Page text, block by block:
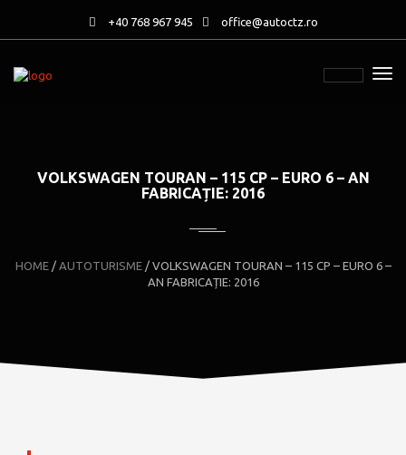
+40 768 967 945 office@autoctz.ro
VOLKSWAGEN TOURAN – 115 CP – EURO 6 – AN
FABRICAȚIE: 2016
HOME/ AUTOTURISME/ VOLKSWAGEN TOURAN – 115 CP – EURO 6 –
AN FABRICAȚIE: 2016